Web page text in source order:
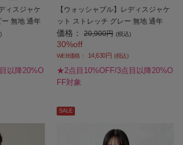
ィスジャケ
ー 無地 通年
以降20%O
【ウォッシャブル】レディスジャケ
ット ストレッチ グレー 無地 通年
【レディース】
価格： 20,900円 (税込)
30%off
WEB価格： 14,630円 (税込)
★2点目10%OFF/3点目以降20%O
FF対象
SALE